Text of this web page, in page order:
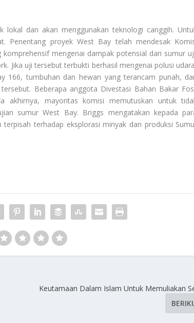
dan akan menggunakan teknologi canggih.
Penentang proyek West Bay telah mendesak
mengenai dampak potensial dari sumur
Jika uji tersebut terbukti berhasil mengenai polusi
166, tumbuhan dan hewan yang terancam punah,
Beberapa anggota Divestasi Bahan Bakar
akhirnya, mayoritas komisi memutuskan untuk
sumur West Bay. Briggs mengatakan kepada
terhadap eksplorasi minyak dan produksi
Keutamaan Dalam Islam Untuk Memuliakan